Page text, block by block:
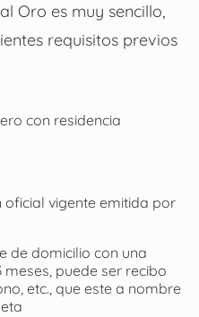
Oro es muy sencillo,
requisitos previos
con residencia
oficial vigente emitida por
de domicilio con una
puede ser recibo
etc., que este a nombre